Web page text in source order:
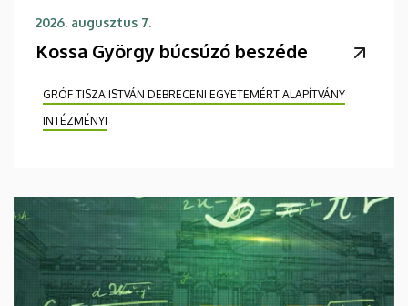
2026. augusztus 7.
Kossa György búcsúzó beszéde
GRÓF TISZA ISTVÁN DEBRECENI EGYETEMÉRT ALAPÍTVÁNY
INTÉZMÉNYI